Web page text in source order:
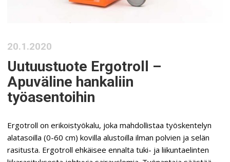
20.1.2020
Uutuustuote Ergotroll –
Apuväline hankaliin
työasentoihin
Ergotroll on erikoistyökalu, joka mahdollistaa työskentelyn
alatasoilla (0-60 cm) kovilla alustoilla ilman polvien ja selän
rasitusta. Ergotroll ehkäisee ennalta tuki- ja liikuntaelinten